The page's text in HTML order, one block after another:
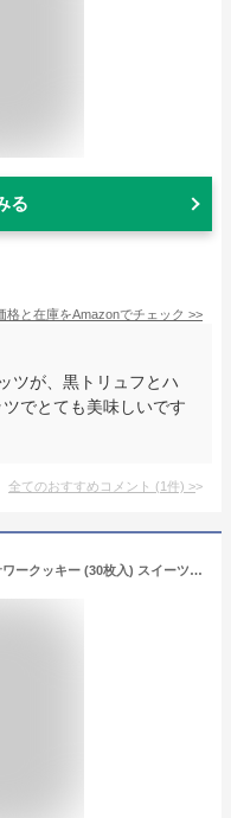
る
格と在庫をAmazonでチェック >>
ツが、黒トリュフとハ
でとても美味しいです
全てのおすすめコメント (1件) >
ギフト デメル公式 DEMEL デメル サワークッキー (30枚入) スイーツ 洋菓子 焼き菓子 塩味クッキー プレゼント 手土産 高級 紙袋付 お礼の品